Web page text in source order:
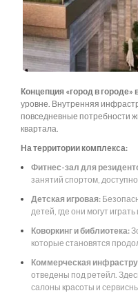
Концепция «город в городе»
уровне. Внутренняя
повседневные потребности
квартала.
На территории комплекса:
Фитнес-зал для
занятий спортом,
Детская игровая:
детей, где они могут
Коворкинг и библиотека:
которые становятся
Коммерческая
отведены под ретейл.
салоны красоты и